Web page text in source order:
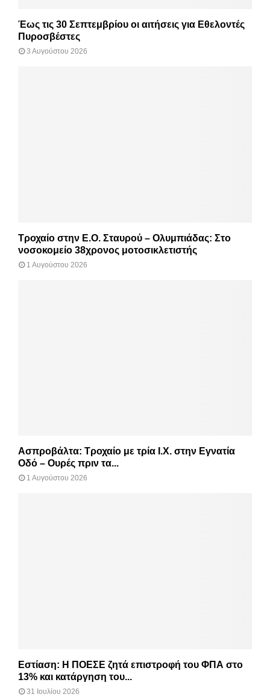
Έως τις 30 Σεπτεμβρίου οι αιτήσεις για Εθελοντές
Πυροσβέστες
3 Αυγούστου 2026
Τροχαίο στην Ε.Ο. Σταυρού – Ολυμπιάδας: Στο
νοσοκομείο 38χρονος μοτοσικλετιστής
1 Αυγούστου 2026
Ασπροβάλτα: Τροχαίο με τρία Ι.Χ. στην Εγνατία
Οδό – Ουρές πριν τα...
1 Αυγούστου 2026
Εστίαση: Η ΠΟΕΣΕ ζητά επιστροφή του ΦΠΑ στο
13% και κατάργηση του...
31 Ιουλίου 2026